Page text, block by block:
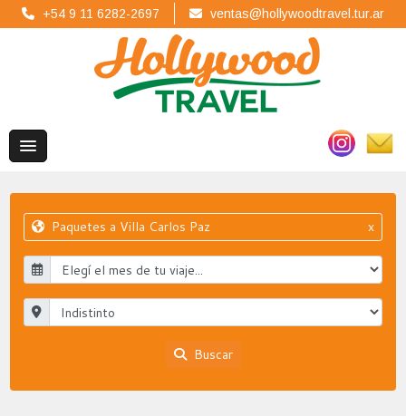
+54 9 11 6282-2697 ventas@hollywoodtravel.tur.ar
Paquetes a Villa Carlos Paz x
Buscar